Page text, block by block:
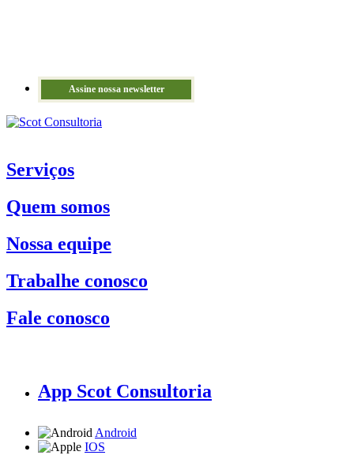
Assine nossa newsletter
Serviços
Quem somos
Nossa equipe
Trabalhe conosco
Fale conosco
App Scot Consultoria
Android
IOS